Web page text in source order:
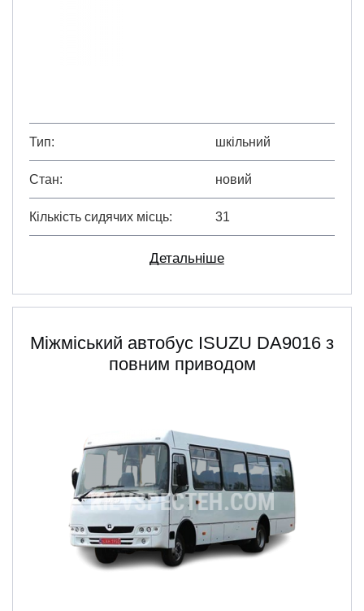
Тип шкільний
Стан новий
Кількість сидячих місць 31
Детальніше
Міжміський автобус ISUZU DA9016 з
повним приводом